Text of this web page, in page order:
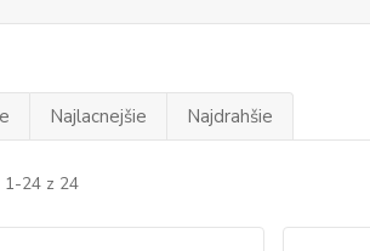
Najlacnejšie Najdrahšie
1-24 z 24